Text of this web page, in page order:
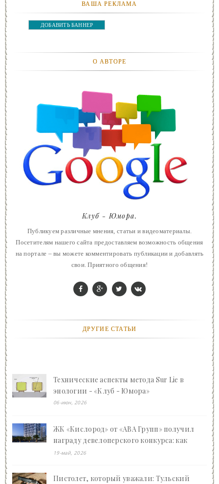
ВАША РЕКЛАМА
ДОБАВИТЬ БАННЕР
О АВТОРЕ
Клуб - Юмора.
Публикуем различные мнения, статьи и видеоматериалы.
Посетителям нашего сайта предоставляем возможность общения
на портале – вы можете комментировать публикации и добавлять
свои. Приятного общения!
ДРУГИЕ СТАТЬИ
Технические аспекты метода Sur Lie в
энологии - «Клуб - Юмора»
06-июн, 2026
ЖК «Кислород» от «АВА Групп» получил
награду девелоперского конкурса: как
Ваган Арсенович Арутюнян преображает
19-май, 2026
Пистолет, который уважали: Тульский